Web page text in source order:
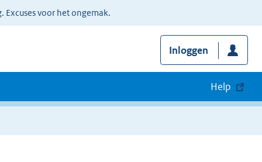
voor het ongemak.
Inloggen
Help